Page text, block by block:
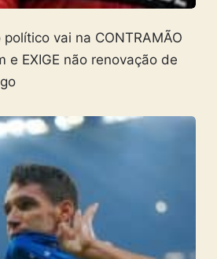
político vai na CONTRAMÃO
e EXIGE não renovação de